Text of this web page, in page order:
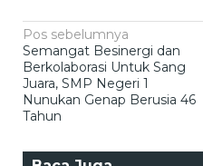
Navigasi
pos
Pos sebelumnya
Semangat Besinergi dan
Berkolaborasi Untuk Sang
Juara, SMP Negeri 1
Nunukan Genap Berusia 46
Tahun